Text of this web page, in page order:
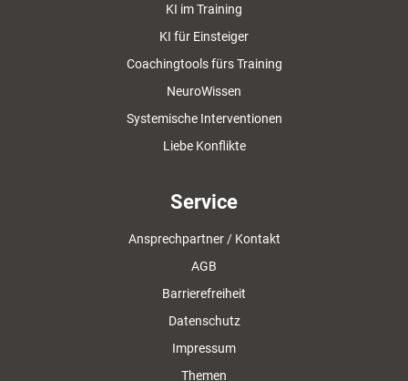
KI im Training
KI für Einsteiger
Coachingtools fürs Training
NeuroWissen
Systemische Interventionen
Liebe Konflikte
Service
Ansprechpartner / Kontakt
AGB
Barrierefreiheit
Datenschutz
Impressum
Themen